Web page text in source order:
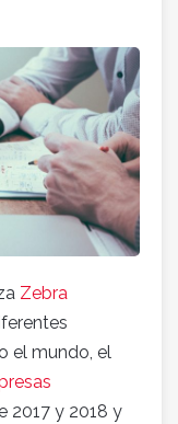
Zebra
el mundo, el
2017 y 2018 y